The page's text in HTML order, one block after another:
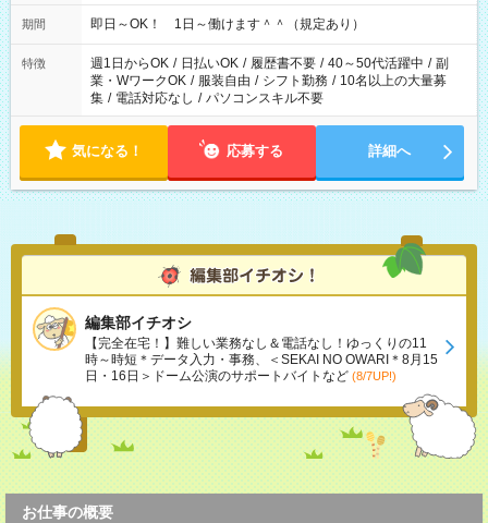
期間 即日～OK！ 1日～働けます＾＾（規定あり）
特徴 週1日からOK / 日払いOK / 履歴書不要 / 40～50代活躍中 / 副
業・WワークOK / 服装自由 / シフト勤務 / 10名以上の大量募
集 / 電話対応なし / パソコンスキル不要
気になる！ 応募する 詳細へ
編集部イチオシ
【完全在宅！】難しい業務なし＆電話なし！ゆっくりの11
時～時短＊データ入力・事務、＜SEKAI NO OWARI＊8月15
日・16日＞ドーム公演のサポートバイトなど (8/7UP!)
お仕事の概要